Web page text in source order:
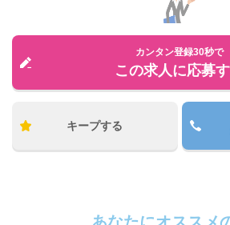
カンタン登録30秒で
この求人に応募
キープする
あなたにオススメ